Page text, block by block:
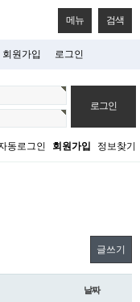
메뉴 검색
회원가입 로그인
동로그인 회원가입 정보찾기
글쓰기
날짜